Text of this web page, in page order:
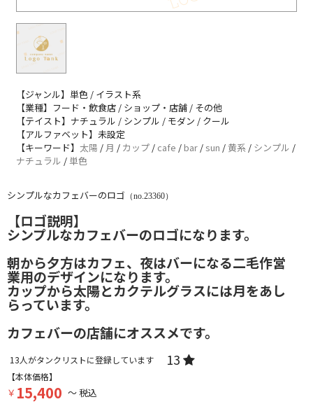
【ジャンル】単色 / イラスト系
【業種】フード・飲食店 / ショップ・店舗 / その他
【テイスト】ナチュラル / シンプル / モダン / クール
【アルファベット】未設定
【キーワード】 太陽 / 月 / カップ / cafe /bar /sun /黄系 / シンプル /
ナチュラル /単色
シンプルなカフェバーのロゴ （no.23360）
【ロゴ説明】
シンプルなカフェバーのロゴになります。
朝から夕方はカフェ、夜はバーになる二毛作営
業用のデザインになります。
カップから太陽とカクテルグラスには月をあし
らっています。
カフェバーの店舗にオススメです。
13人がタンクリストに登録しています 13
【本体価格】
￥ 15,400 ～ 税込